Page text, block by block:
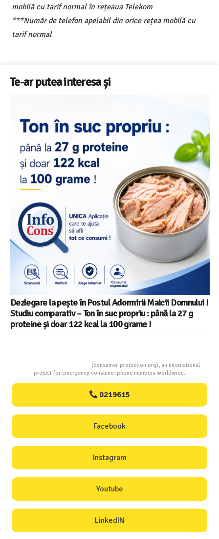
mobilă cu tarif normal în rețeaua Telekom
***Număr de telefon apelabil din orice rețea mobilă cu
tarif normal
Te-ar putea interesa și
Dezlegare la pește în Postul Adormirii Maicii Domnului !
Studiu comparativ – Ton în suc propriu : până la 27 g
proteine și doar 122 kcal la 100 grame !
(consumer-protection.org), an international
project for emergency consumer phone numbers worldwide.
0219615
Facebook
Instagram
Youtube
LinkedIN